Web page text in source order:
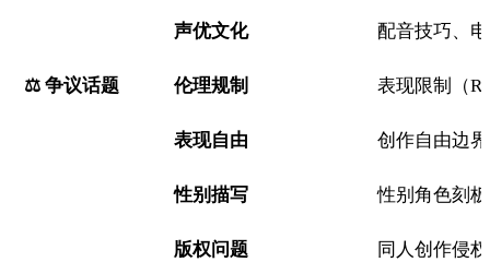
声优文化 配音技巧、
⚖️ 争议话题 伦理规制 表现限制（
表现自由 创作自由边
性别描写 性别角色刻
版权问题 同人创作侵